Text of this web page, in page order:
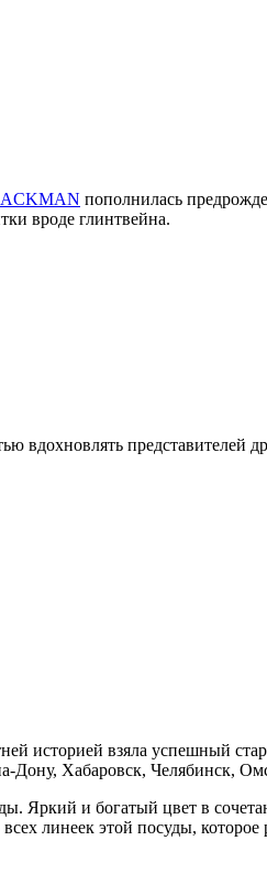
пополнилась
вроде глинтвейна.
вдохновлять представителей
историей взяла успешный
Дону, Хабаровск, Челябинск,
Яркий и богатый цвет в
линеек этой посуды,